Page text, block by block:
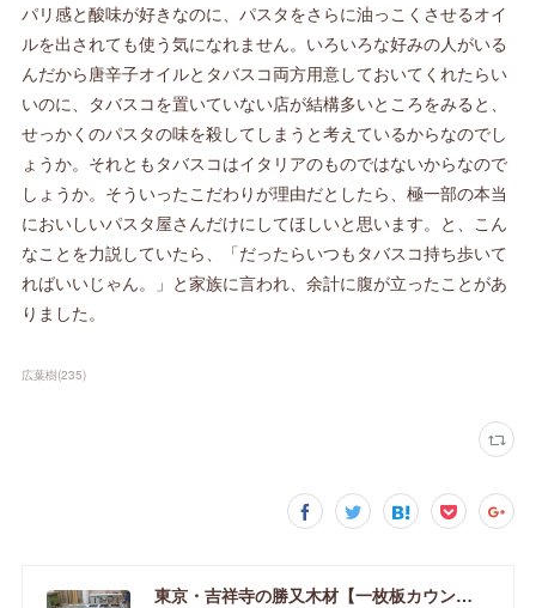
パリ感と酸味が好きなのに、パスタをさらに油っこくさせるオイ
ルを出されても使う気になれません。いろいろな好みの人がいる
んだから唐辛子オイルとタバスコ両方用意しておいてくれたらい
いのに、タバスコを置いていない店が結構多いところをみると、
せっかくのパスタの味を殺してしまうと考えているからなのでし
ょうか。それともタバスコはイタリアのものではないからなので
しょうか。そういったこだわりが理由だとしたら、極一部の本当
においしいパスタ屋さんだけにしてほしいと思います。と、こん
なことを力説していたら、「だったらいつもタバスコ持ち歩いて
ればいいじゃん。」と家族に言われ、余計に腹が立ったことがあ
りました。
広葉樹(235)
東京・吉祥寺の勝又木材【一枚板カウンター】